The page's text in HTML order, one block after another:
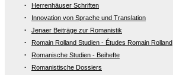
Herrenhäuser Schriften
Innovation von Sprache und Translation
Jenaer Beiträge zur Romanistik
Romain Rolland Studien - Études Romain Rolland
Romanische Studien - Beihefte
Romanistische Dossiers